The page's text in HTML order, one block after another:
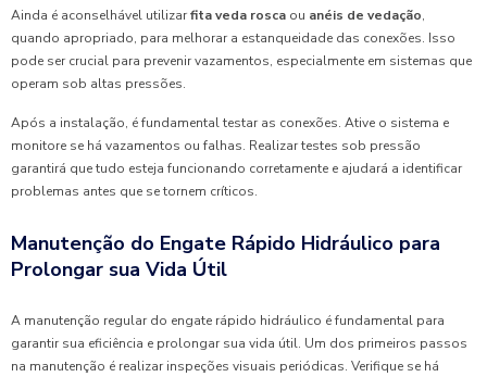
Ainda é aconselhável utilizarfita veda rosca ou anéis de vedação,
quando apropriado, para melhorar a estanqueidade das conexões. Isso
pode ser crucial para prevenir vazamentos, especialmente em sistemas que
operam sob altas pressões.
Após a instalação, é fundamental testar as conexões. Ative o sistema e
monitore se há vazamentos ou falhas. Realizar testes sob pressão
garantirá que tudo esteja funcionando corretamente e ajudará a identificar
problemas antes que se tornem críticos.
Manutenção do Engate Rápido Hidráulico para
Prolongar sua Vida Útil
A manutenção regular do engate rápido hidráulico é fundamental para
garantir sua eficiência e prolongar sua vida útil. Um dos primeiros passos
na manutenção é realizar inspeções visuais periódicas. Verifique se há